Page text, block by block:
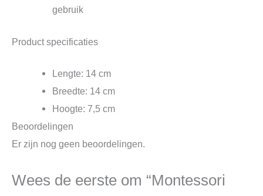
gebruik
Product specificaties
Lengte: 14 cm
Breedte: 14 cm
Hoogte: 7,5 cm
Beoordelingen
Er zijn nog geen beoordelingen.
Wees de eerste om “Montessori